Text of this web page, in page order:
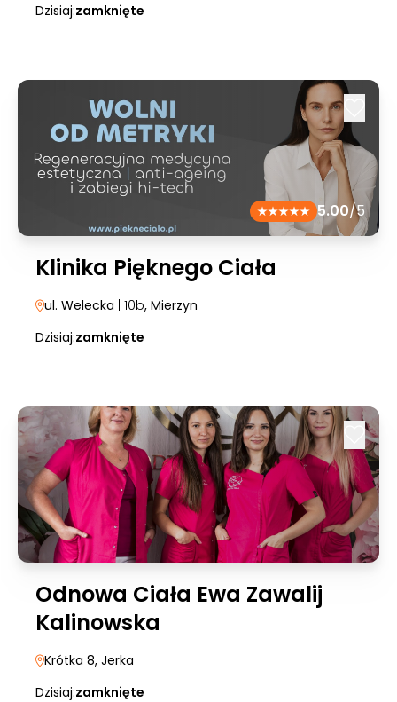
Dzisiaj:zamknięte
5.00/5
Klinika Pięknego Ciała
ul. Welecka | 10b, Mierzyn
Dzisiaj:zamknięte
Odnowa Ciała Ewa Zawalij
Kalinowska
Krótka 8, Jerka
Dzisiaj:zamknięte